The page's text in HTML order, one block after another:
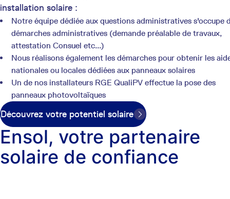
installation solaire :
Notre équipe dédiée aux questions administratives s'occupe
démarches administratives (demande préalable de travaux,
attestation Consuel etc...)
Nous réalisons également les démarches pour obtenir les
nationales ou locales dédiées aux panneaux solaires
Un de nos installateurs RGE QualiPV effectue la pose des
panneaux photovoltaïques
Découvrez votre potentiel solaire
Ensol, votre partenaire
solaire de confiance